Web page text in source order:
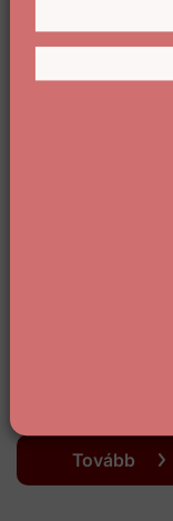
Tovább